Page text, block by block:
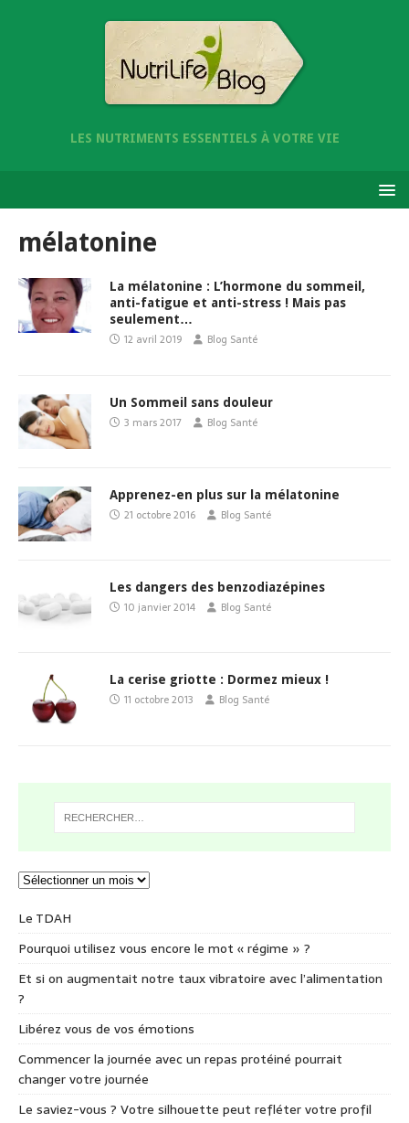
LES NUTRIMENTS ESSENTIELS À VOTRE VIE
mélatonine
La mélatonine : L’hormone du sommeil,
anti-fatigue et anti-stress ! Mais pas
seulement…
12 avril 2019 Blog Santé
Un Sommeil sans douleur
3 mars 2017 Blog Santé
Apprenez-en plus sur la mélatonine
21 octobre 2016 Blog Santé
Les dangers des benzodiazépines
10 janvier 2014 Blog Santé
La cerise griotte : Dormez mieux !
11 octobre 2013 Blog Santé
Le TDAH
Pourquoi utilisez vous encore le mot « régime » ?
Et si on augmentait notre taux vibratoire avec l’alimentation
?
Libérez vous de vos émotions
Commencer la journée avec un repas protéiné pourrait
changer votre journée
Le saviez-vous ? Votre silhouette peut refléter votre profil